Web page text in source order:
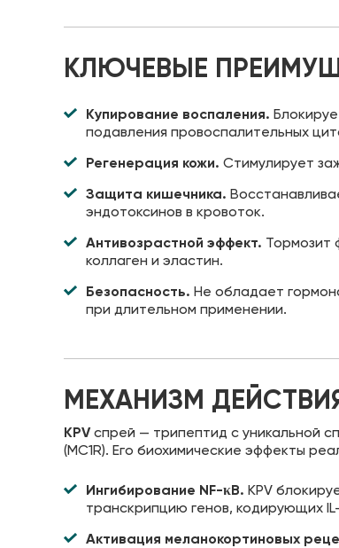
КЛЮЧЕВЫЕ
Купирование воспаления.
подавления провоспалительных
Регенерация кожи. Стимулирует
Защита кишечника.
эндотоксинов в кровоток.
Антивозрастной эффект. Тормозит
коллаген и эластин.
Безопасность. Не обладает
при длительном применении.
МЕХАНИЗМ
KPVспрей — трипептид с уникальной
(MC1R). Его биохимические эффекты
Ингибирование NF-κB. KPV
транскрипцию генов, кодирующих IL-
Активация меланокортиновых